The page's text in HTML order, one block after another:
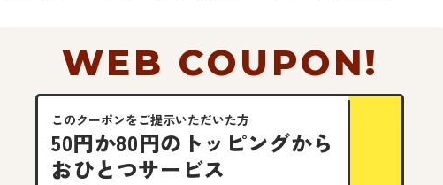
WEB COUPON!
このクーポンをご提示いただいた方
50円か80円のトッピングから
おひとつサービス